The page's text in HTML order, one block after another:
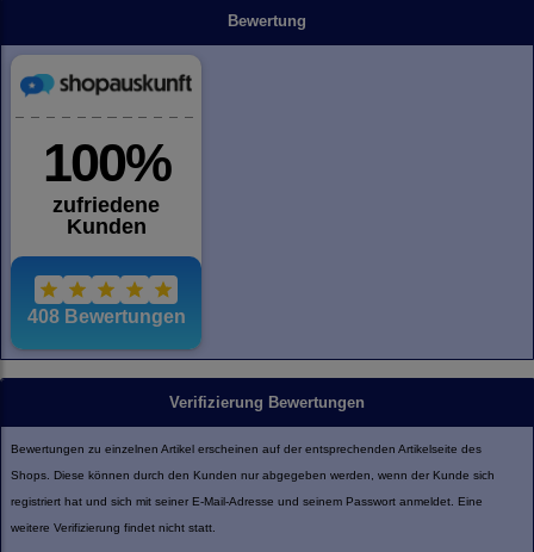
Bewertung
Verifizierung Bewertungen
Bewertungen zu einzelnen Artikel erscheinen auf der entsprechenden Artikelseite des
Shops. Diese können durch den Kunden nur abgegeben werden, wenn der Kunde sich
registriert hat und sich mit seiner E-Mail-Adresse und seinem Passwort anmeldet. Eine
weitere Verifizierung findet nicht statt.